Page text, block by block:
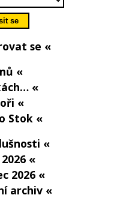
se «
«
«
«
Stok «
«
«
2026 «
archiv «